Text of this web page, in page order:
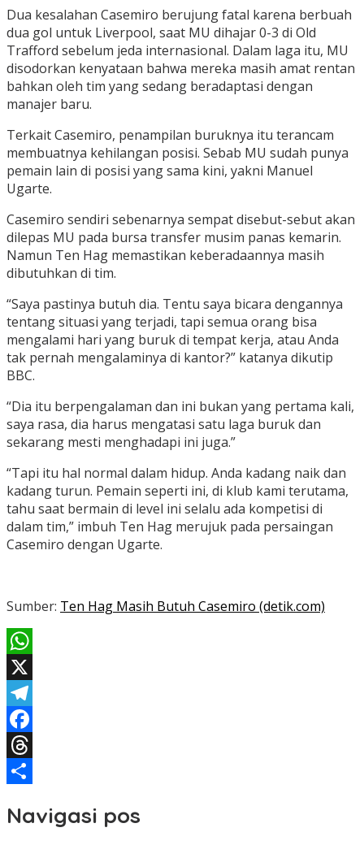
Dua kesalahan Casemiro berujung fatal karena berbuah
dua gol untuk Liverpool, saat MU dihajar 0-3 di Old
Trafford sebelum jeda internasional. Dalam laga itu, MU
disodorkan kenyataan bahwa mereka masih amat rentan
bahkan oleh tim yang sedang beradaptasi dengan
manajer baru.
Terkait Casemiro, penampilan buruknya itu terancam
membuatnya kehilangan posisi. Sebab MU sudah punya
pemain lain di posisi yang sama kini, yakni Manuel
Ugarte.
Casemiro sendiri sebenarnya sempat disebut-sebut akan
dilepas MU pada bursa transfer musim panas kemarin.
Namun Ten Hag memastikan keberadaannya masih
dibutuhkan di tim.
“Saya pastinya butuh dia. Tentu saya bicara dengannya
tentang situasi yang terjadi, tapi semua orang bisa
mengalami hari yang buruk di tempat kerja, atau Anda
tak pernah mengalaminya di kantor?” katanya dikutip
BBC.
“Dia itu berpengalaman dan ini bukan yang pertama kali,
saya rasa, dia harus mengatasi satu laga buruk dan
sekarang mesti menghadapi ini juga.”
“Tapi itu hal normal dalam hidup. Anda kadang naik dan
kadang turun. Pemain seperti ini, di klub kami terutama,
tahu saat bermain di level ini selalu ada kompetisi di
dalam tim,” imbuh Ten Hag merujuk pada persaingan
Casemiro dengan Ugarte.
Sumber: Ten Hag Masih Butuh Casemiro (detik.com)
WhatsApp
X
Telegram
Facebook
Threads
Navigasi pos